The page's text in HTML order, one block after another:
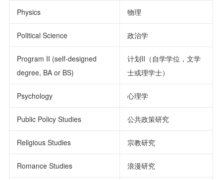
Physics 物理
Political Science 政治学
Program II (self-designed
degree, BA or BS)
计划II（自学学位，文学
士或理学士）
Psychology 心理学
Public Policy Studies 公共政策研究
Religious Studies 宗教研究
Romance Studies 浪漫研究